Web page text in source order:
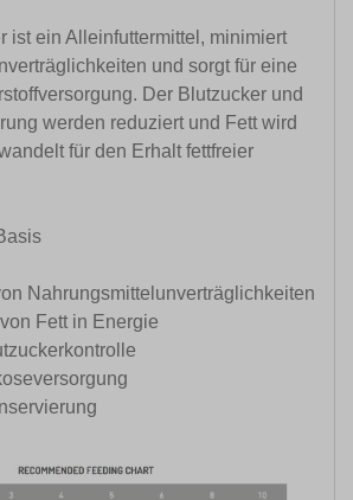
ist ein Alleinfuttermittel, minimiert
und sorgt für eine
Der Blutzucker und
werden reduziert und Fett wird
für den Erhalt fettfreier
Nahrungsmittelunverträglichkeiten
Fett in Energie